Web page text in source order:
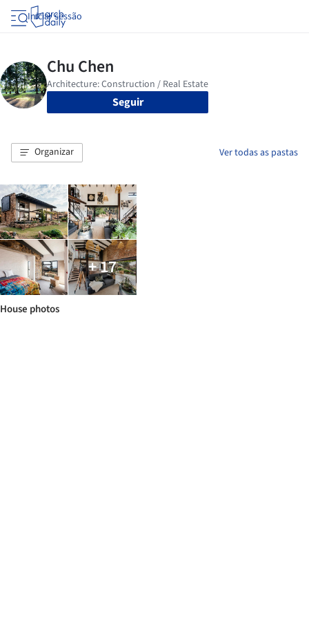
Iniciar sessão
Seguir
Organizar Ver todas as pastas
+ 17
House photos